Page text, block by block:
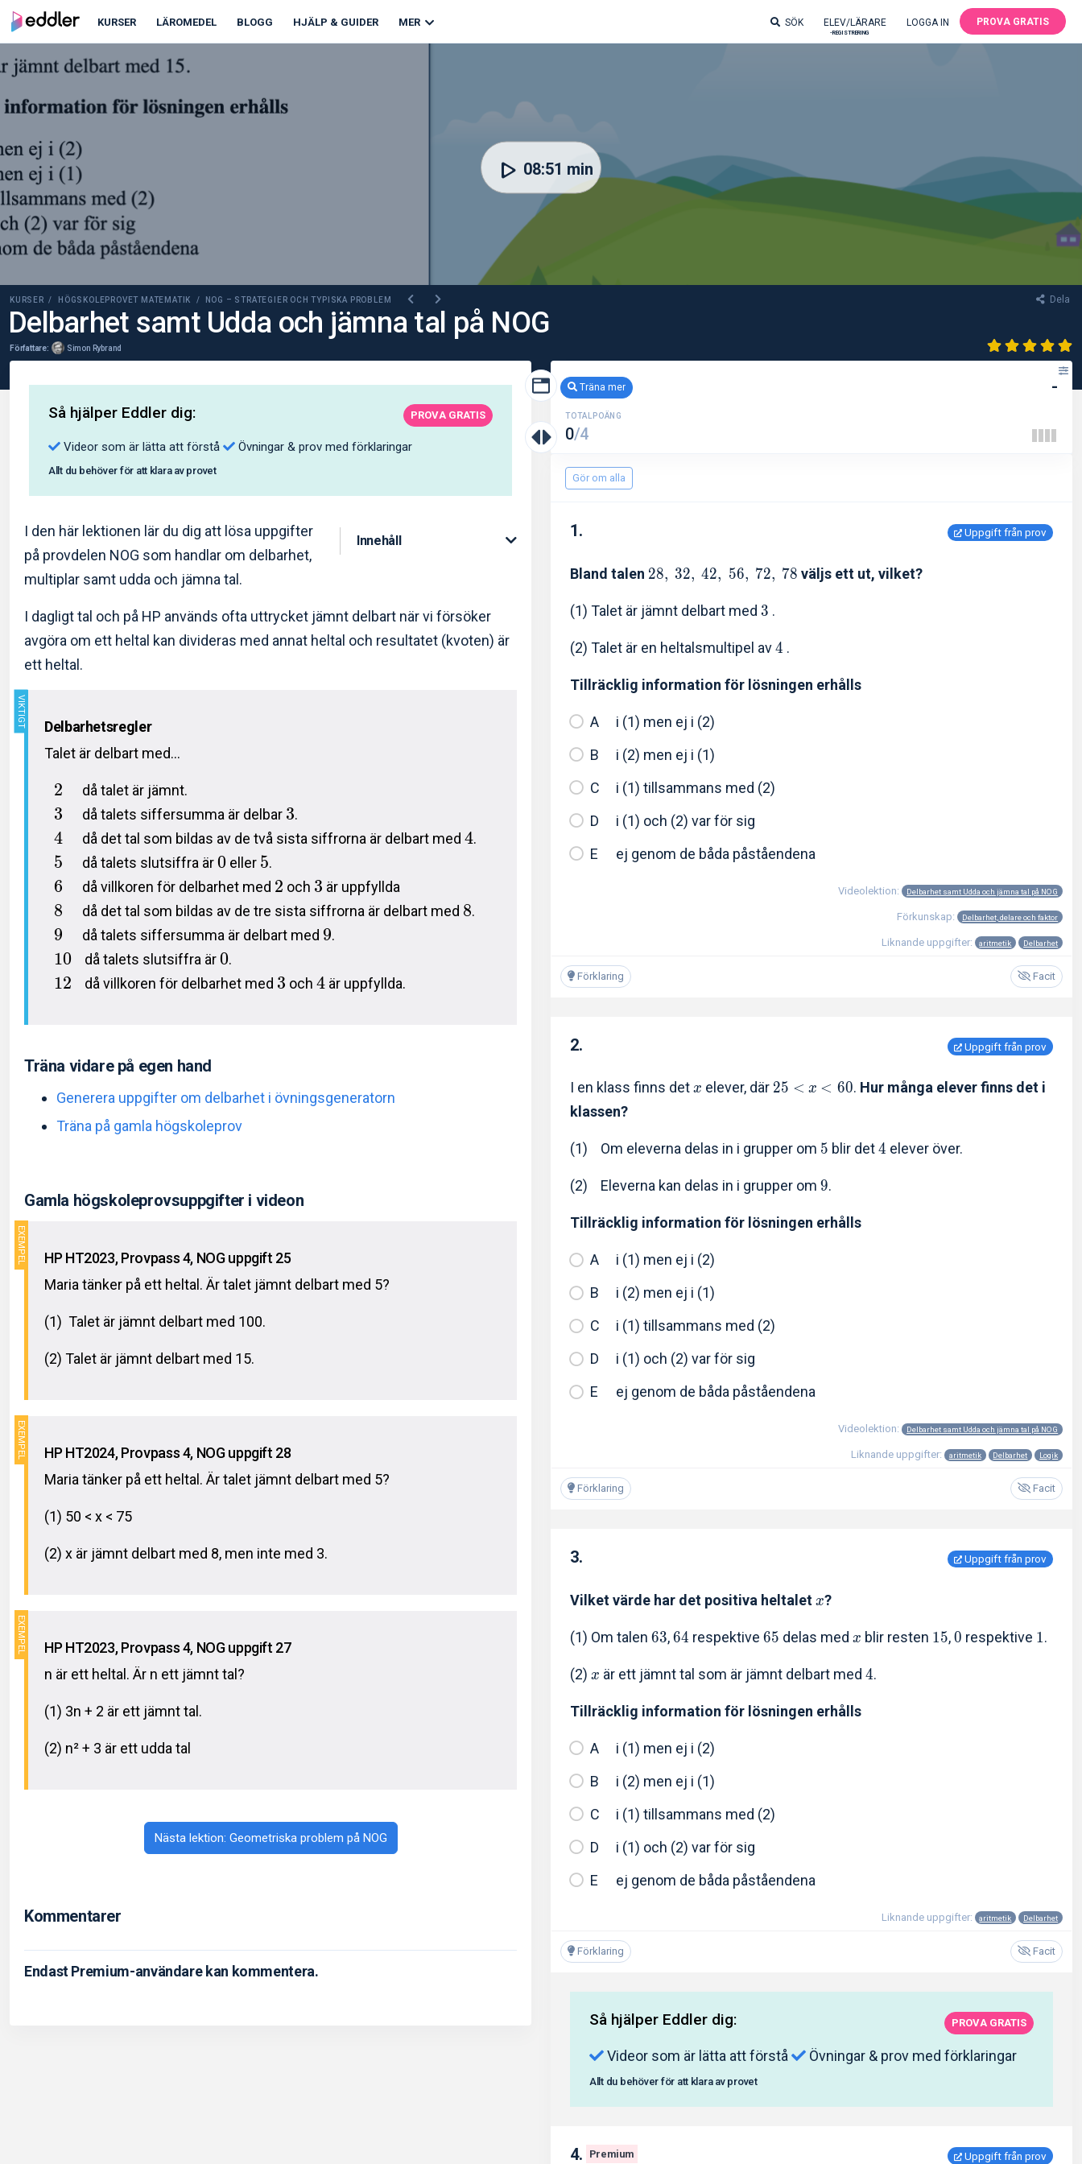
KURSER LÄROMEDEL BLOGG HJÄLP & GUIDER MER SÖK ELEV/LÄRARE
-REGISTRERING
LOGGA IN PROVA GRATIS
00:00 00:00
Dela
KURSER / HÖGSKOLEPROVET MATEMATIK / NOG – STRATEGIER OCH TYPISKA PROBLEM
Delbarhet samt Udda och jämna tal på NOG
Författare: Simon Rybrand
08:51 min
PROVA GRATIS
Så hjälper Eddler dig:
Videor som är lätta att förstå Övningar & prov med förklaringar
Allt du behöver för att klara av provet
Innehåll
I den här lektionen lär du dig att lösa uppgifter
på provdelen NOG som handlar om delbarhet,
multiplar samt udda och jämna tal.
I dagligt tal och på HP används ofta uttrycket jämnt delbart när vi försöker
avgöra om ett heltal kan divideras med annat heltal och resultatet (kvoten) är
ett heltal.
Delbarhetsregler
Talet är delbart med…
2 då talet är jämnt.
3 då talets siffersumma är delbar 3.
4 då det tal som bildas av de två sista siffrorna är delbart med 4.
5 då talets slutsiffra är0 eller 5.
6 då villkoren för delbarhet med 2 och 3 är uppfyllda
8 då det tal som bildas av de tre sista siffrorna är delbart med 8.
9 då talets siffersumma är delbart med 9.
10 då talets slutsiffra är0.
12 då villkoren för delbarhet med 3 och 4 är uppfyllda.
Träna vidare på egen hand
Generera uppgifter om delbarhet i övningsgeneratorn
Träna på gamla högskoleprov
Gamla högskoleprovsuppgifter i videon
HP HT2023, Provpass 4, NOG uppgift 25
Maria tänker på ett heltal. Är talet jämnt delbart med 5?
(1) Talet är jämnt delbart med 100.
(2) Talet är jämnt delbart med 15.
HP HT2024, Provpass 4, NOG uppgift 28
Maria tänker på ett heltal. Är talet jämnt delbart med 5?
(1) 50 < x < 75
(2) x är jämnt delbart med 8, men inte med 3.
HP HT2023, Provpass 4, NOG uppgift 27
n är ett heltal. Är n ett jämnt tal?
(1) 3n + 2 är ett jämnt tal.
(2) n² + 3 är ett udda tal
Nästa lektion: Geometriska problem på NOG
Kommentarer
Endast Premium-användare kan kommentera.
Träna mer -
TOTALPOÄNG
0/4
Gör om alla
1. Uppgift från prov
Bland talen 28, 32, 42, 56, 72, 78 väljs ett ut, vilket?
(1) Talet är jämnt delbart med 3 .
(2) Talet är en heltalsmultipel av4 .
Tillräcklig information för lösningen erhålls
i (1) men ej i (2)
i (2) men ej i (1)
i (1) tillsammans med (2)
i (1) och (2) var för sig
ej genom de båda påståendena
Videolektion: Delbarhet samt Udda och jämna tal på NOG
Förkunskap: Delbarhet, delare och faktor
Liknande uppgifter: aritmetik Delbarhet
Förklaring Facit
2. Uppgift från prov
I en klass finns det x elever, där 25 < x < 60. Hur många elever finns det i
klassen?
(1) Om eleverna delas in i grupper om 5 blir det4 elever över.
(2) Eleverna kan delas in i grupper om 9.
Tillräcklig information för lösningen erhålls
i (1) men ej i (2)
i (2) men ej i (1)
i (1) tillsammans med (2)
i (1) och (2) var för sig
ej genom de båda påståendena
Videolektion: Delbarhet samt Udda och jämna tal på NOG
Liknande uppgifter: aritmetik Delbarhet Logik
Förklaring Facit
3. Uppgift från prov
Vilket värde har det positiva heltalet x?
(1) Om talen 63,64 respektive 65 delas med x blir resten 15,0 respektive 1.
(2) x är ett jämnt tal som är jämnt delbart med 4.
Tillräcklig information för lösningen erhålls
i (1) men ej i (2)
i (2) men ej i (1)
i (1) tillsammans med (2)
i (1) och (2) var för sig
ej genom de båda påståendena
Liknande uppgifter: aritmetik Delbarhet
Förklaring Facit
PROVA GRATIS
Så hjälper Eddler dig:
Videor som är lätta att förstå Övningar & prov med förklaringar
Allt du behöver för att klara av provet
4. Premium Uppgift från prov